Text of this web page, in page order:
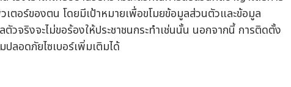
ตอร์ของตน โดยมีเป้าหมายเพื่อขโมยข้อมูลส่วนตัวและข้อมูล
วจริงจะไม่ขอร้องให้ประชาชนกระทำเช่นนั้น นอกจากนี้ การติดตั้ง
ลอดภัยไซเบอร์เพิ่มเติมได้